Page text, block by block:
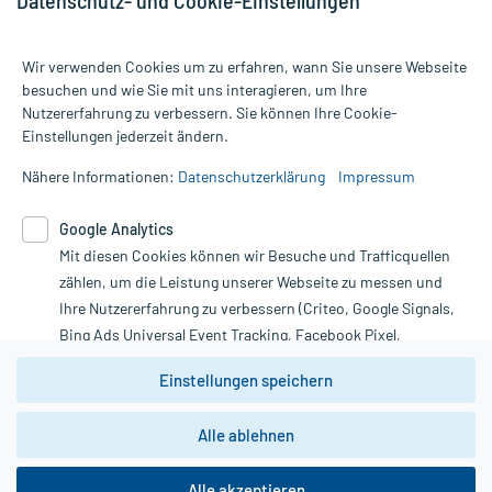
Alle Preise gelten inkl. MwSt., ggf. zzgl. Versandkosten
Informationen auf dieser Website werden ausschließlich für
die Untersuchung und Behandlung durch einen Arzt. Bitte
Therapien eingeleitet werden können. | Diese Webseite benutzt
Google Analytics. Lesen Sie bitte dazu die wichtigen Hinweise in
unserer Datenschutzerklärung. Für den Widerruf einer Bestellung
nutzen Sie das Formular:
Vertrag widerrufen
*Hinweise zu unseren Aktionen und Bewertungen
Wir verwenden Cookies um zu erfahren, wann Sie unsere Webseite
besuchen und wie Sie mit uns interagieren, um Ihre
Nutzererfahrung zu verbessern. Sie können Ihre Cookie-
Einstellungen jederzeit ändern.
Nähere Informationen: Datenschutzerklärung Impressum
Google Analytics
Mit diesen Cookies können wir Besuche und Trafficquellen
zählen, um die Leistung unserer Webseite zu messen und
Ihre Nutzererfahrung zu verbessern (Criteo, Google Signals,
Bing Ads Universal Event Tracking, Facebook Pixel,
Youtube-Social Plugin).
Wir weisen darauf hin, dass die
zwingend den Europäischen Anforderungen gem. EU-
DSGVO genügen und ein Datentransfer in Drittstaaten bzw.
Einstellungen speichern
Alle ablehnen